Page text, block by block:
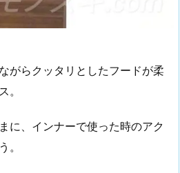
がらクッタリとしたフードが柔
。
に、インナーで使った時のアク
。